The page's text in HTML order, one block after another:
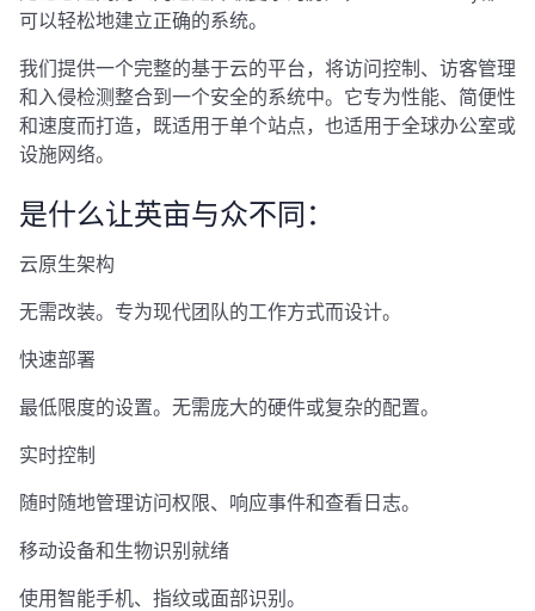
可以轻松地建立正确的系统。
我们提供一个完整的基于云的平台，将访问控制、访客管理
和入侵检测整合到一个安全的系统中。它专为性能、简便性
和速度而打造，既适用于单个站点，也适用于全球办公室或
设施网络。
是什么让英亩与众不同：
云原生架构
无需改装。专为现代团队的工作方式而设计。
快速部署
最低限度的设置。无需庞大的硬件或复杂的配置。
实时控制
随时随地管理访问权限、响应事件和查看日志。
移动设备和生物识别就绪
使用智能手机、指纹或面部识别。